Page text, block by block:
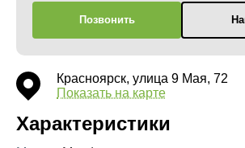
Позвонить
Красноярск, улица 9 Мая, 72
Показать на карте
Характеристики